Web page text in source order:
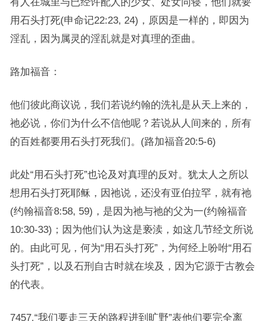
用石头打死(申命记22:23, 24)，原因是一样的，即因为
淫乱，因为属灵的淫乱就是对真理的歪曲。
路加福音：
他们彼此商议说，我们若说约翰的洗礼是从天上来的，
祂必说，你们为什么不信他呢？若说从人间来的，所有
的百姓都要用石头打死我们。(路加福音20:5-6)
此处“用石头打死”也论及对真理的反对。犹太人之所以
想用石头打死耶稣，因祂说，还没有亚伯拉罕，就有祂
(约翰福音8:58, 59)，是因为祂与祂的父为一(约翰福音
10:30-33)；因为他们认为这是亵渎，如这几节经文所说
的。由此可见，何为“用石头打死”，为何经上吩咐“用石
头打死”，以及石刑自古时就在埃及，因为它源于古教会
的代表。
7457.“我们要走三天的路程进到旷野”表他们要完全离